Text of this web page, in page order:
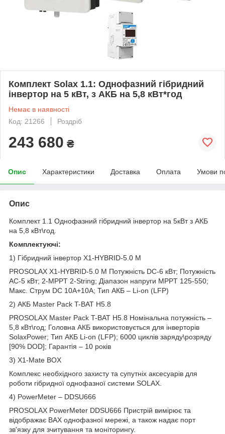
Комплект Solax 1.1: Однофазний гібридний
інвертор на 5 кВт, з АКБ на 5,8 кВт*год
Немає в наявності
Код: 21266
Роздріб
243 680 ₴
Опис Характеристики Доставка Оплата Умови
Опис
Комплект 1.1 Однофазний гібридний інвертор на 5кВт з АКБ
на 5,8 кВт\год.
Комплектуючі:
1) Гібридний інвертор X1-HYBRID-5.0 М
PROSOLAX X1-HYBRID-5.0 М Потужність DC-6 кВт; Потужність
АС-5 кВт; 2-MPPT 2-String; Діапазон напруги MPPT 125-550;
Макс. Струм DC 10А+10А; Тип АКБ – Li-on (LFP)
2) АКБ Master Pack T-BAT H5.8
PROSOLAX Master Pack T-BAT H5.8 Номінальна потужність –
5,8 кВт\год; Головна АКБ використовується для інверторів
SolaxPower; Тип АКБ Li-on (LFP); 6000 циклів заряду\розряду
[90% DOD]; Гарантія – 10 років
3) X1-Mate BOX
Комплекс необхідного захисту та супутніх аксесуарів для
роботи гібридної однофазної системи SOLAX.
4) PowerMeter – DDSU666
PROSOLAX PowerMeter DDSU666 Пристрій вимірює та
відображає ВАХ однофазної мережі, а також надає порт
зв'язку для зчитування та моніторингу.